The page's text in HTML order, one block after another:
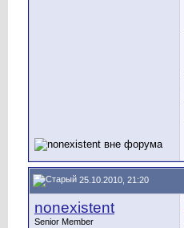
25.10.2010, 21:20
nonexistent
Senior Member